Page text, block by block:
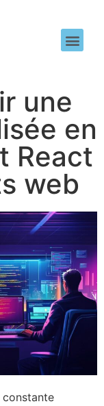
une
en
React
web
constante